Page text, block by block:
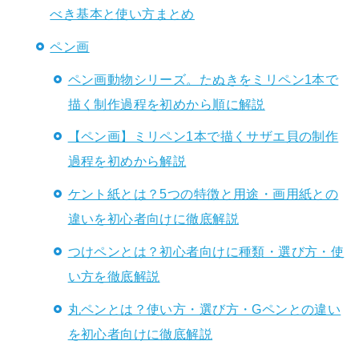
べき基本と使い方まとめ
ペン画
ペン画動物シリーズ。たぬきをミリペン1本で
描く制作過程を初めから順に解説
【ペン画】ミリペン1本で描くサザエ貝の制作
過程を初めから解説
ケント紙とは？5つの特徴と用途・画用紙との
違いを初心者向けに徹底解説
つけペンとは？初心者向けに種類・選び方・使
い方を徹底解説
丸ペンとは？使い方・選び方・Gペンとの違い
を初心者向けに徹底解説